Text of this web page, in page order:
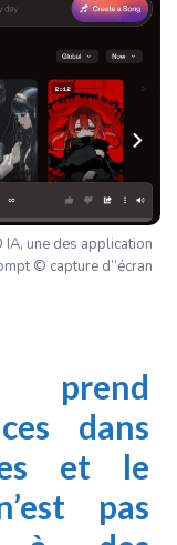
IA, une des application
© capture d’’écran
prend
dans
et le
pas